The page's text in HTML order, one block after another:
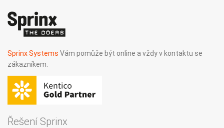
Sprinx Systems Vám pomůže být online a vždy v kontaktu se
zákazníkem.
Řešení Sprinx